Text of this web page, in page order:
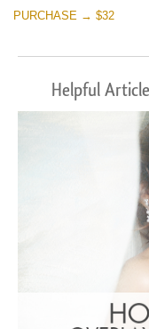
PURCHASE → $32
Helpful